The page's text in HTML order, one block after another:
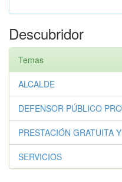
Descubridor
Temas
ALCALDE
DEFENSOR PÚBLICO
PRESTACIÓN GRATUITA
SERVICIOS